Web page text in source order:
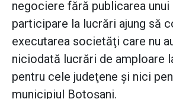
negociere fără publicarea unui
participare la lucrări ajung să
executarea societăţi care nu
niciodată lucrări de amploare
pentru cele judeţene şi nici
municipiul Botoşani.